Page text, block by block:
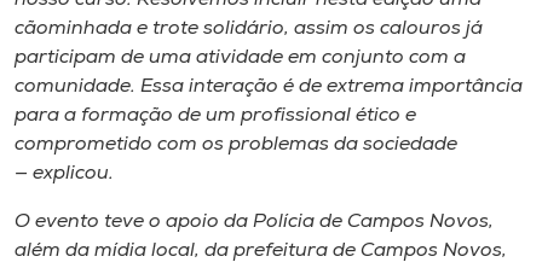
cãominhada e trote solidário, assim os calouros já
participam de uma atividade em conjunto com a
comunidade. Essa interação é de extrema importância
para a formação de um profissional ético e
comprometido com os problemas da sociedade
— explicou.
O evento teve o apoio da Polícia de Campos Novos,
além da mídia local, da prefeitura de Campos Novos,